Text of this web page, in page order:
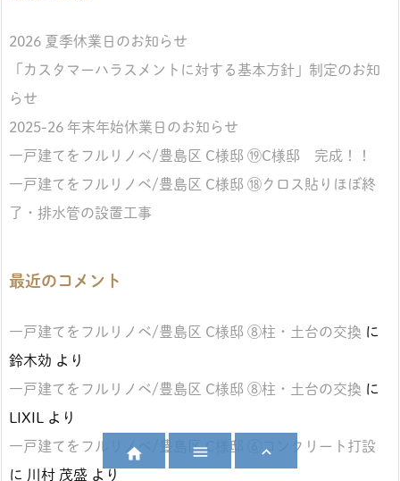
2026 夏季休業日のお知らせ
「カスタマーハラスメントに対する基本方針」制定のお知
らせ
2025-26 年末年始休業日のお知らせ
一戸建てをフルリノベ/豊島区 C様邸 ⑲C様邸 完成！！
一戸建てをフルリノベ/豊島区 C様邸 ⑱クロス貼りほぼ終
了・排水管の設置工事
最近のコメント
一戸建てをフルリノベ/豊島区 C様邸 ⑧柱・土台の交換 に
鈴木効 より
一戸建てをフルリノベ/豊島区 C様邸 ⑧柱・土台の交換 に
LIXIL
より
一戸建てをフルリノベ/豊島区 C様邸 ⑥コンクリート打設
に 川村 茂盛 より
  